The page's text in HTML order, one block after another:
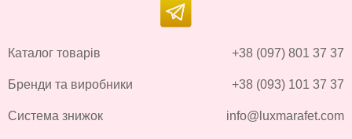
Каталог товарів
Бренди та виробники
Система знижок
+38 (097) 801 37 37
+38 (093) 101 37 37
info@luxmarafet.com